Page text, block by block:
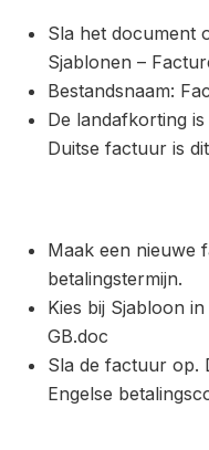
Sla het document
Sjablonen –
Bestandsnaam:
De landafkorting
Duitse factuur is
Maak een nieuwe
betalingstermijn.
Kies bij Sjabloon
GB.doc
Sla de factuur op.
Engelse